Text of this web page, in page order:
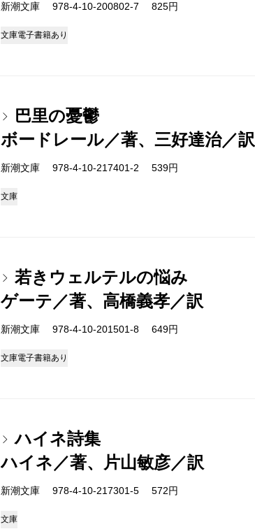
新潮文庫 978-4-10-200802-7 825円
文庫電子書籍あり
巴里の憂鬱
ボードレール／著、三好達治／訳
新潮文庫 978-4-10-217401-2 539円
文庫
若きウェルテルの悩み
ゲーテ／著、高橋義孝／訳
新潮文庫 978-4-10-201501-8 649円
文庫電子書籍あり
ハイネ詩集
ハイネ／著、片山敏彦／訳
新潮文庫 978-4-10-217301-5 572円
文庫